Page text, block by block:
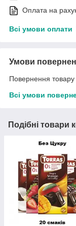
Оплата на
Всі умови оплати
Умови
Повернення
Всі умови
Подібні товари